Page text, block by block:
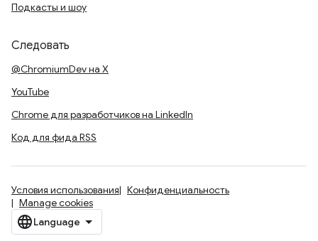
Подкасты и шоу
Следовать
@ChromiumDev на X
YouTube
Chrome для разработчиков на LinkedIn
Код для фида RSS
Условия использования
Конфиденциальность
Manage cookies